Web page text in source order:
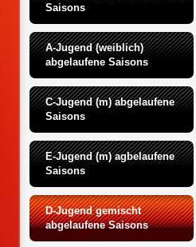
Saisons
A-Jugend (weiblich)
abgelaufene Saisons
C-Jugend (m) abgelaufene
Saisons
E-Jugend (m) agbelaufene
Saisons
D-Jugend gemischt
abgelaufene Saisons